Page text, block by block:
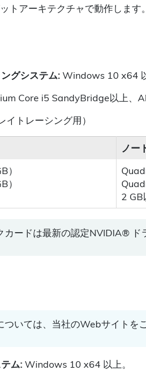
トアーキテクチャで動作します。
グシステム: Windows 10 x64
Core i5 SandyBridge以上、
トレーシング用）
ノー
）
）
2
カードは最新の認定NVIDIA® ド
ついては、当社のWebサイトを
ム:Windows 10 x64 以上。